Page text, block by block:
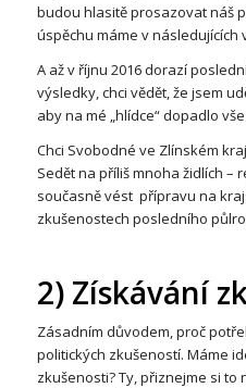
budou hlasitě prosazovat náš
úspěchu máme v následujících
A až v říjnu 2016 dorazí
výsledky, chci vědět, že jsem
aby na mé „hlídce“ dopadlo
Chci Svobodné ve Zlínském
Sedět na příliš mnoha židlích
současně vést přípravu na
zkušenostech posledního
2) Získávání
Zásadním důvodem, proč
politických zkušeností. Máme
zkušenosti? Ty, přiznejme si to